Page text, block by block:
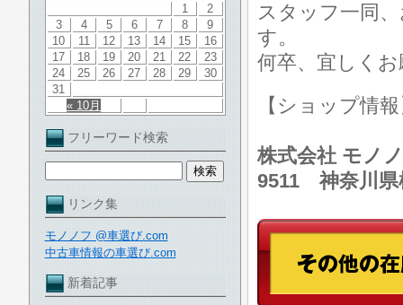
« 10月
1
2
3
4 5 6 7 8
9
10
11 12 13 14 15
16
17
18 19 20 21 22
23
24
25 26 27 28 29
30
31
フリーワード検索
リンク集
モノノフ @車選び.com
中古車情報の車選び.com
新着記事
スタッフ一同
す。
何卒、宜しく
【ショップ情
株式会社 モノ
9511 神奈川県